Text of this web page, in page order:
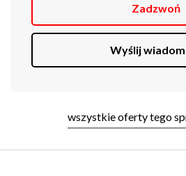
Zadzwoń
Wyślij
wszystkie oferty tego